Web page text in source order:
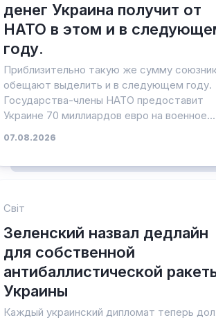
денег Украина получит от
НАТО в этом и в
году.
Приблизительно такую же сумму
обещают выделить и в следующем году.
Государства-члены НАТО предоставит
Украине 70 миллиардов евро на военное...
07.08.2026
Світ
Зеленский назвал дедлайн
для собственной
антибаллистической
Украины
Каждый украинский дипломат теперь